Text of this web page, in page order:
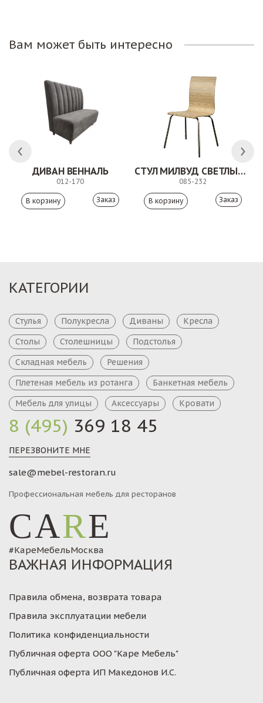
Вам может быть интересно
ДИВАН ВЕННАЛЬ
012-170
Заказ
СТУЛ МИЛВУД СВЕТЛЫЙ ШЕЛК
085-232
Заказ
8 (495) 369 18 45
ПЕРЕЗВОНИТЕ МНЕ
sale@mebel-restoran.ru
Профессиональная мебель для ресторанов
CARE
#КареМебельМосква
КАТЕГОРИИ
Стулья Полукресла Диваны
Кресла
Столы
Столешницы
Подстолья
Складная мебель
Решения
Плетеная мебель из ротанга
Банкетная мебель
Мебель для улицы
Аксессуары Кровати
ВАЖНАЯ ИНФОРМАЦИЯ
Правила обмена, возврата товара
Правила эксплуатации мебели
Политика конфиденциальности
Публичная оферта ООО "Каре Мебель"
Публичная оферта ИП Македонов И.С.